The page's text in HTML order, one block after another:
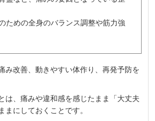
ための全身のバランス調整や筋力強
み改善、動きやすい体作り、再発予防を
は、痛みや違和感を感じたまま「大丈夫
まにしておくことです。